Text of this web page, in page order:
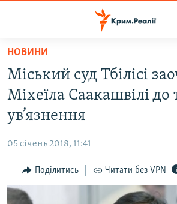
Перейти
основного
матеріалу
Перейти
до
основної
Перейти
до
пошуку
ВІДЕО ТА ФОТО
БЛОГИ
ПОГЛЯД
ІНТЕРВ'Ю
НОВИНИ
Міський суд Тбілісі
Міхеїла Саакашвілі до
ув’язнення
05 січень 2018, 11:41
Поділитись Читати без VPN